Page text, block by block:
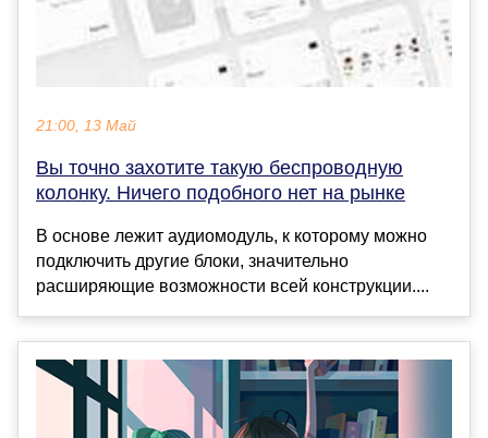
21:00, 13 Май
Вы точно захотите такую беспроводную
колонку. Ничего подобного нет на рынке
В основе лежит аудиомодуль, к которому можно
подключить другие блоки, значительно
расширяющие возможности всей конструкции....